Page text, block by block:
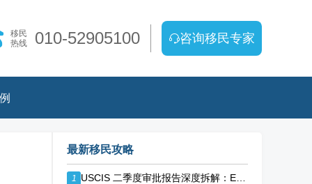
移民
热线
010-52905100 咨询移民专家
最新移民攻略
1